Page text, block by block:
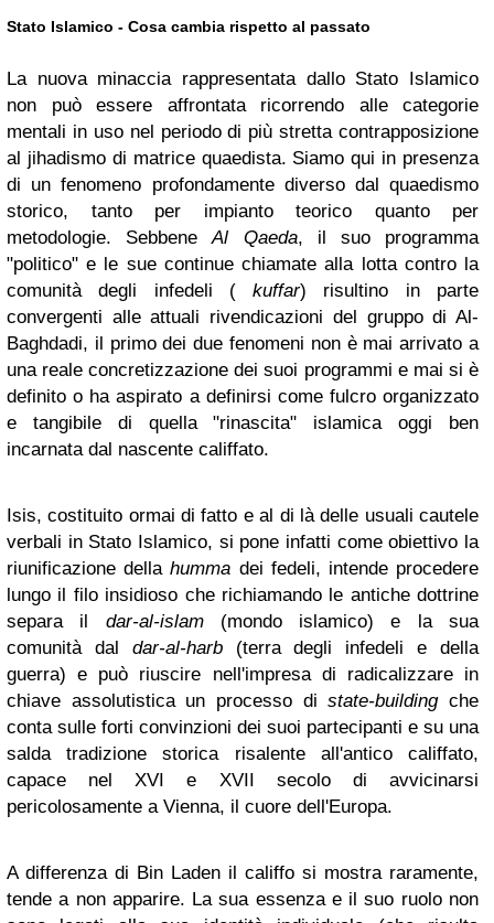
Stato Islamico - Cosa cambia rispetto al passato
La nuova minaccia rappresentata dallo Stato Islamico
non può essere affrontata ricorrendo alle categorie
mentali in uso nel periodo di più stretta contrapposizione
al jihadismo di matrice quaedista. Siamo qui in presenza
di un fenomeno profondamente diverso dal quaedismo
storico, tanto per impianto teorico quanto per
metodologie. SebbeneAl Qaeda, il suo programma
"politico" e le sue continue chiamate alla lotta contro la
comunità degli infedeli (kuffar) risultino in parte
convergenti alle attuali rivendicazioni del gruppo di Al-
Baghdadi, il primo dei due fenomeni non è mai arrivato a
una reale concretizzazione dei suoi programmi e mai si è
definito o ha aspirato a definirsi come fulcro organizzato
e tangibile di quella "rinascita" islamica oggi ben
incarnata dal nascente califfato.
Isis, costituito ormai di fatto e al di là delle usuali cautele
verbali in Stato Islamico, si pone infatti come obiettivo la
riunificazione dellahumma dei fedeli, intende procedere
lungo il filo insidioso che richiamando le antiche dottrine
separa il dar-al-islam(mondo islamico) e la sua
comunità dal dar-al-harb(terra degli infedeli e della
guerra) e può riuscire nell'impresa di radicalizzare in
chiave assolutistica un processo distate-buildingche
conta sulle forti convinzioni dei suoi partecipanti e su una
salda tradizione storica risalente all'antico califfato,
capace nel XVI e XVII secolo di avvicinarsi
pericolosamente a Vienna, il cuore dell'Europa.
A differenza di Bin Laden il califfo si mostra raramente,
tende a non apparire. La sua essenza e il suo ruolo non